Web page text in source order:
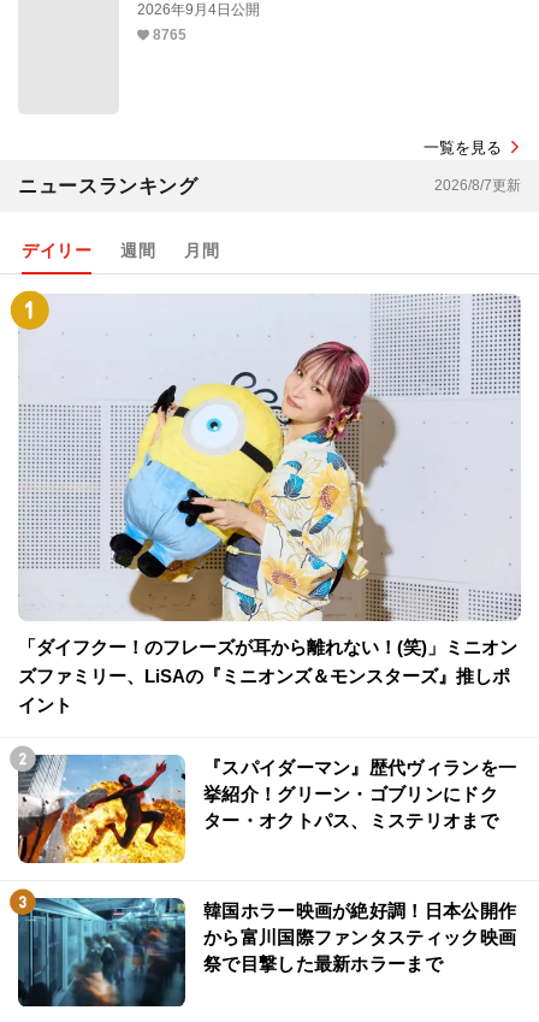
2026年9月4日公開
8765
一覧を見る
ニュースランキング 2026/8/7更新
デイリー 週間 月間
「ダイフクー！のフレーズが耳から離れない！(笑)」ミニオン
ズファミリー、LiSAの『ミニオンズ＆モンスターズ』推しポ
イント
『スパイダーマン』歴代ヴィランを一
挙紹介！グリーン・ゴブリンにドク
ター・オクトパス、ミステリオまで
韓国ホラー映画が絶好調！日本公開作
から富川国際ファンタスティック映画
祭で目撃した最新ホラーまで